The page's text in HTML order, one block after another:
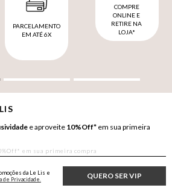
PARCELAMENTO
EM ATÉ 6X
COMPRE
ONLINE E
RETIRE NA
LOJA*
e aproveite 10%Off* em sua primeira
QUERO SER VIP
da Le Lis e
de Privacidade.